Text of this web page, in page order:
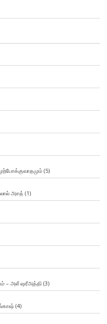
(5)
அசத் (1)
– அலீ ஷரீஅத்தி (3)
(4)